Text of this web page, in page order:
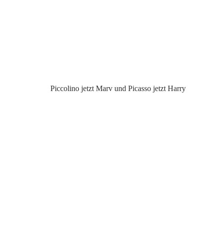
Piccolino jetzt Marv und Picasso jetzt Harry